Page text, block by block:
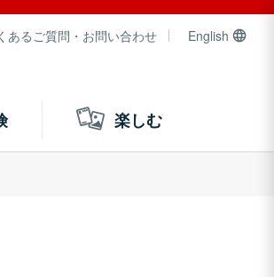
あるご質問・お問い合わせ English
楽しむ